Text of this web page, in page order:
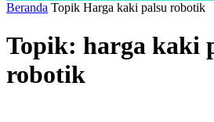
Beranda Topik Harga kaki palsu robotik
Topik: harga kaki
robotik